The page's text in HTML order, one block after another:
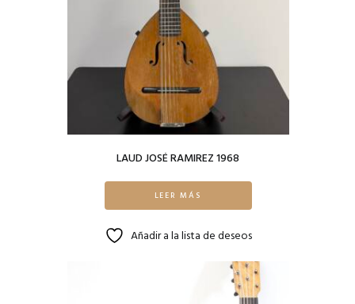
LAUD JOSÉ RAMIREZ 1968
LEER MÁS
Añadir a la lista de deseos